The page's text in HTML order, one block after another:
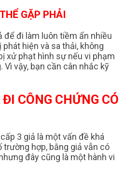
GẶP PHẢI
để đi làm luôn tiềm ẩn nhiều
hiện và sa thải, không
xử phạt hình sự nếu vi phạm
Vì vậy, bạn cần cân nhắc kỹ
CÔNG CHỨNG CÓ
3 giả là một vấn đề khá
hợp, bằng giả vẫn có
đây cũng là một hành vi